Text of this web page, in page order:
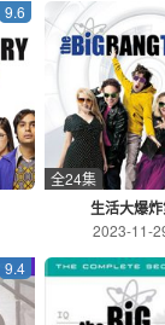
9.6
生活大爆
全24集
2023-11-
9.4